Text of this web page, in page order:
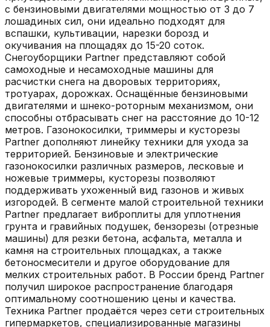
с бензиновыми двигателями мощностью от 3 до 7
лошадиных сил, они идеально подходят для
вспашки, культивации, нарезки борозд и
окучивания на площадях до 15-20 соток.
Снегоуборщики Partner представляют собой
самоходные и несамоходные машины для
расчистки снега на дворовых территориях,
тротуарах, дорожках. Оснащённые бензиновыми
двигателями и шнеко-роторным механизмом, они
способны отбрасывать снег на расстояние до 10-12
метров. Газонокосилки, триммеры и кусторезы
Partner дополняют линейку техники для ухода за
территорией. Бензиновые и электрические
газонокосилки различных размеров, леcковые и
ножевые триммеры, кусторезы позволяют
поддерживать ухоженный вид газонов и живых
изгородей. В сегменте малой строительной техники
Partner предлагает виброплиты для уплотнения
грунта и гравийных подушек, бензорезы (отрезные
машины) для резки бетона, асфальта, металла и
камня на строительных площадках, а также
бетоносмесители и другое оборудование для
мелких строительных работ. В России бренд Partner
получил широкое распространение благодаря
оптимальному соотношению цены и качества.
Техника Partner продаётся через сети строительных
гипермаркетов, специализированные магазины